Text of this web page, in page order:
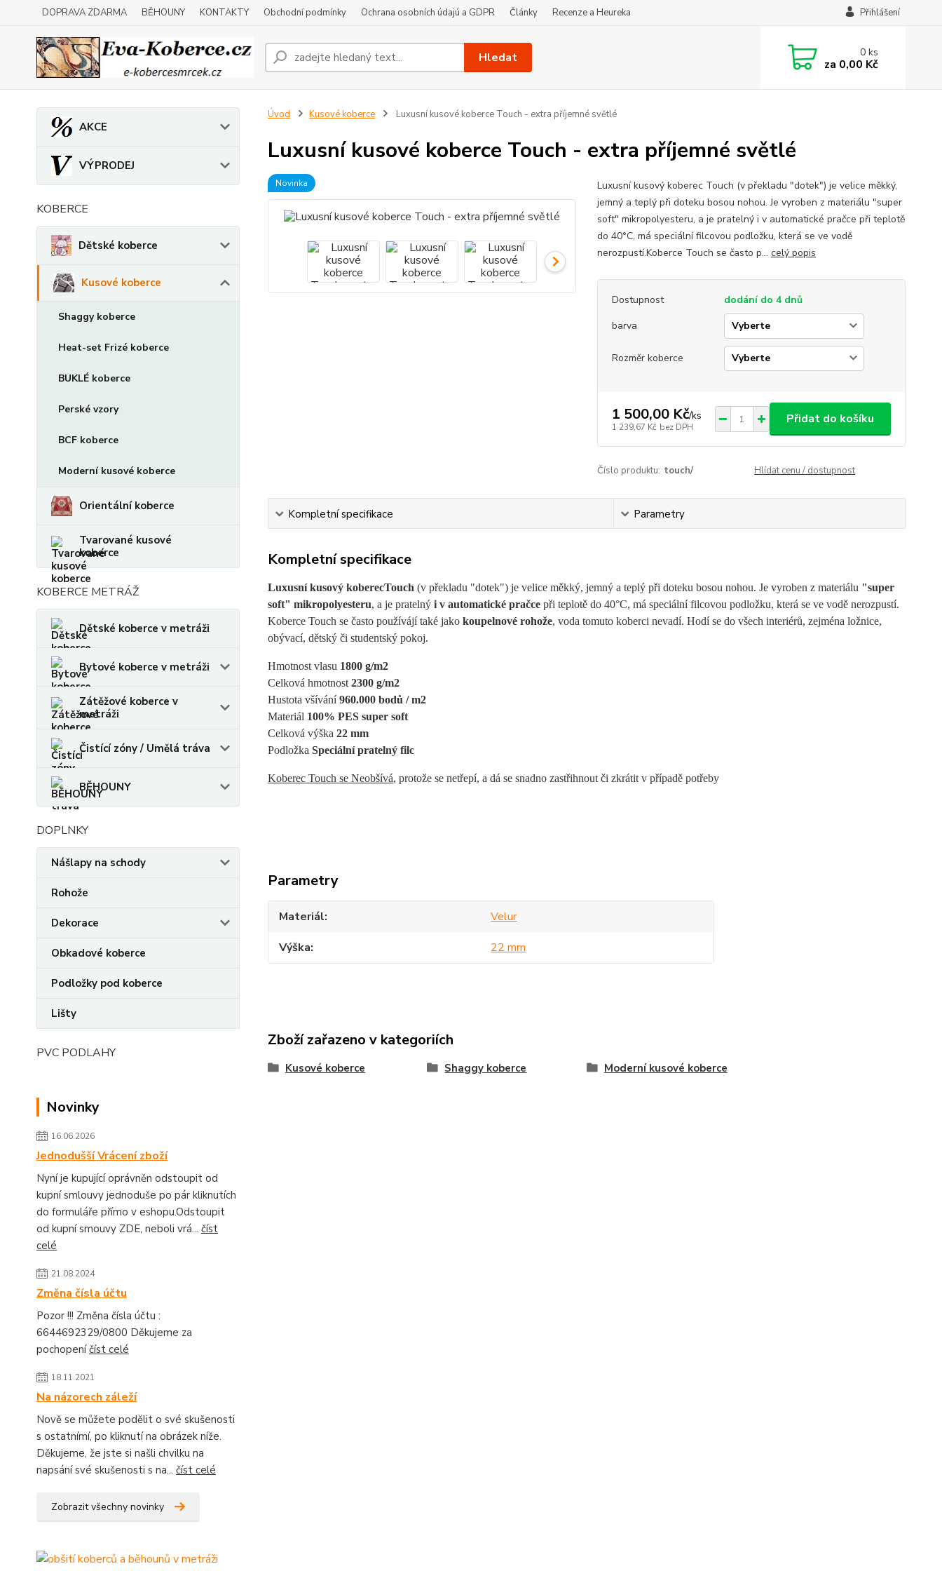
DOPRAVA ZDARMA BĚHOUNY KONTAKTY Obchodní podmínky Ochrana osobních údajú a GDPR Články Recenze a Heureka Přihlášení
Hledat 0ks
za 0,00 Kč
AKCE
VÝPRODEJ
KOBERCE
Dětské koberce
Kusové koberce
Shaggy koberce
Heat-set Frizé koberce
BUKLÉ koberce
Perské vzory
BCF koberce
Moderní kusové koberce
Orientální koberce
Tvarované kusové
koberce
KOBERCE METRÁŽ
Dětské koberce v metráži
Bytové koberce v metráži
Zátěžové koberce v
metráži
Čistící zóny / Umělá tráva
BĚHOUNY
DOPLNKY
Nášlapy na schody
Rohože
Dekorace
Obkadové koberce
Podložky pod koberce
Lišty
PVC PODLAHY
Novinky
16.06.2026
Jednodušší Vrácení zboží
Nyní je kupující oprávněn odstoupit od
kupní smlouvy jednoduše po pár kliknutích
do formuláře přímo v eshopu.Odstoupit
od kupní smouvy ZDE, neboli vrá... číst
celé
21.08.2024
Změna čísla účtu
Pozor !!! Změna čísla účtu :
6644692329/0800 Děkujeme za
pochopeníčíst celé
18.11.2021
Na názorech záleží
Nově se můžete podělit o své skušenosti
s ostatnímí, po kliknutí na obrázek níže.
Děkujeme, že jste si našli chvilku na
napsání své skušenosti s na... číst celé
Zobrazit všechny novinky
Úvod Kusové koberce Luxusní kusové koberce Touch - extra příjemné světlé
Luxusní kusové koberce Touch - extra příjemné světlé
Novinka
Luxusní kusový koberec Touch (v překladu "dotek") je velice měkký,
jemný a teplý při doteku bosou nohou. Je vyroben z materiálu "super
soft" mikropolyesteru, a je pratelný i v automatické pračce při teplotě
do 40°C, má speciální filcovou podložku, která se ve vodě
nerozpustí.Koberce Touch se často p... celý popis
Dostupnost
dodání do 4 dnů
barva
Rozměr koberce
1 500,00 Kč/ks
1 239,67 Kč bez DPH
Přidat do košíku
Číslo produktu: touch/ Hlídat cenu / dostupnost
Kompletní specifikace Parametry
Kompletní specifikace
Luxusní kusový koberecTouch (v překladu "dotek") je velice měkký, jemný a teplý při doteku bosou nohou. Je vyroben z materiálu "super
soft" mikropolyesteru, a je pratelný i v automatické pračcepři teplotě do 40°C, má speciální filcovou podložku, která se ve vodě nerozpustí.
Koberce Touch se často používájí také jako koupelnové rohože, voda tomuto koberci nevadí. Hodí se do všech interiérů, zejména ložnice,
obývací, dětský či studentský pokoj.
Hmotnost vlasu 1800 g/m2
Celková hmotnost 2300 g/m2
Hustota všívání 960.000 bodů / m2
Materiál 100% PES super soft
Celková výška 22 mm
Podložka Speciální pratelný filc
Koberec Touch se Neobšívá, protože se netřepí, a dá se snadno zastřihnout či zkrátit v případě potřeby
Parametry
Materiál
Velur
Výška
22 mm
Zboží zařazeno v kategoriích
Kusové koberce Shaggy koberce Moderní kusové koberce